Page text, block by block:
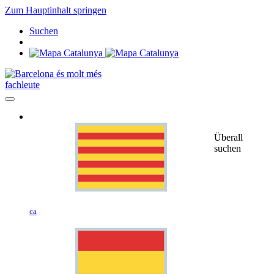
Zum Hauptinhalt springen
Suchen
fachleute
ca
Überall
suchen